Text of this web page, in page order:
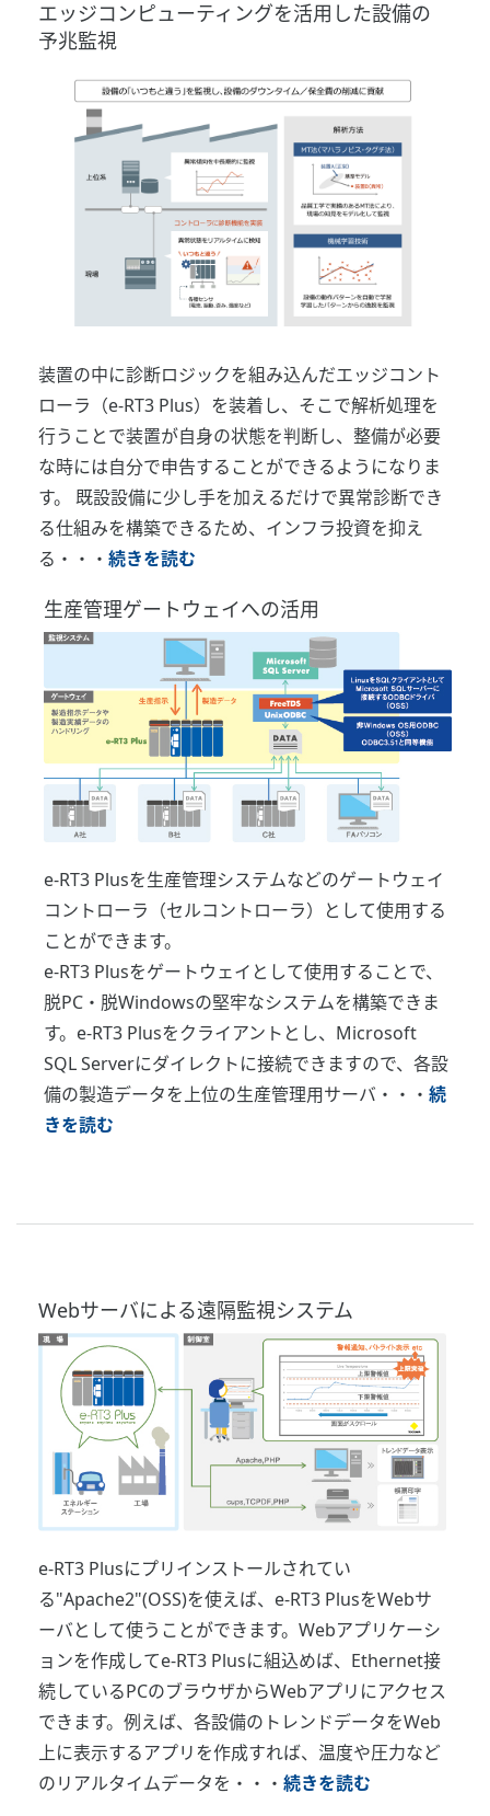
エッジコンピューティングを活用した設備の
予兆監視
装置の中に診断ロジックを組み込んだエッジコント
ローラ（e-RT3 Plus）を装着し、そこで解析処理を
行うことで装置が自身の状態を判断し、整備が必要
な時には自分で申告することができるようになりま
す。 既設設備に少し手を加えるだけで異常診断でき
る仕組みを構築できるため、インフラ投資を抑え
る・・・ 続きを読む
生産管理ゲートウェイへの活用
e-RT3 Plusを生産管理システムなどのゲートウェイ
コントローラ（セルコントローラ）として使用する
ことができます。
e-RT3 Plusをゲートウェイとして使用することで、
脱PC・脱Windowsの堅牢なシステムを構築できま
す。e-RT3 Plusをクライアントとし、Microsoft
SQL Serverにダイレクトに接続できますので、各設
備の製造データを上位の生産管理用サーバ・・・ 続
きを読む
Webサーバによる遠隔監視システム
e-RT3 Plusにプリインストールされてい
る"Apache2"(OSS)を使えば、e-RT3 PlusをWebサ
ーバとして使うことができます。Webアプリケーシ
ョンを作成してe-RT3 Plusに組込めば、Ethernet接
続しているPCのブラウザからWebアプリにアクセス
できます。例えば、各設備のトレンドデータをWeb
上に表示するアプリを作成すれば、温度や圧力など
のリアルタイムデータを・・・ 続きを読む